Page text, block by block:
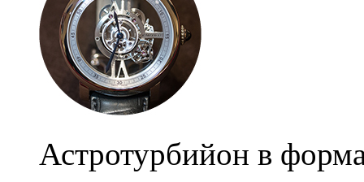
Астротурбийон в